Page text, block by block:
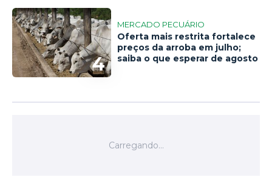
4
MERCADO PECUÁRIO
Oferta mais restrita fortalece
preços da arroba em julho;
saiba o que esperar de agosto